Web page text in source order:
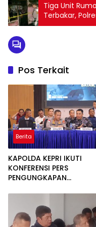
Tiga Unit
Terbakar,
Identifikasi
Pos Terkait
Berita
KAPOLDA KEPRI IKUTI
KONFERENSI PERS
PENGUNGKAPAN
KETAMINE DI PERAIRAN